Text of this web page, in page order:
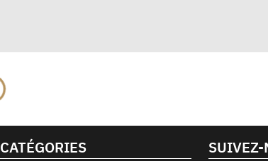
CATÉGORIES SUIVEZ-